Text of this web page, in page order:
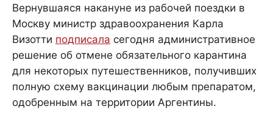
Вернувшаяся накануне из рабочей поездки в
Москву министр здравоохранения Карла
Визотти подписала сегодня административное
решение об отмене обязательного карантина
для некоторых путешественников, получивших
полную схему вакцинации любым препаратом,
одобренным на территории Аргентины.